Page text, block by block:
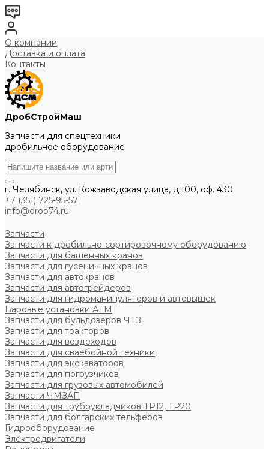
О компании
Доставка и оплата
Контакты
ДробСтройМаш
Запчасти для спецтехники
дробильное оборудование
г. Челябинск, ул. Кожзаводская улица, д.100, оф. 430
+7 (351) 725-95-57
info@drob74.ru
Запчасти
Запчасти к дробильно-сортировочному оборудованию
Запчасти для башенных кранов
Запчасти для гусеничных кранов
Запчасти для автокранов
Запчасти для автогрейдеров
Запчасти для гидроманипуляторов и автовышек
Баровые установки АТМ
Запчасти для бульдозеров ЧТЗ
Запчасти для тракторов
Запчасти для вездеходов
Запчасти для сваебойной техники
Запчасти для экскаваторов
Запчасти для погрузчиков
Запчасти для грузовых автомобилей
Запчасти ЧМЗАП
Запчасти для трубоукладчиков ТР12, ТР20
Запчасти для болгарских тельферов
Гидрооборудование
Электродвигатели